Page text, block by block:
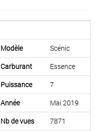
Modèle
Scénic
Carburant
Essence
Puissance
7
Année
Mai 2019
Nb de vues 7871